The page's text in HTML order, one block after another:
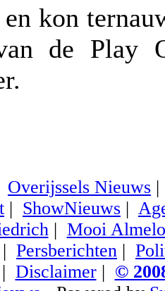
kon
de Play
Overijssels Nieuws
| ShowNieuws |
| Mooi Almelo
| Persberichten |
Disclaimer| ©